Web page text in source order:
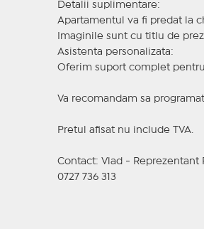
Detalii suplimentare:
Apartamentul va fi predat la
Imaginile sunt cu titlu de
Asistenta personalizata:
Oferim suport complet
Va recomandam sa
Pretul afisat nu include TVA.
Contact: Vlad - Reprezentant
0727 736 313